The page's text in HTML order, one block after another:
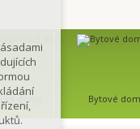
domy Bytové